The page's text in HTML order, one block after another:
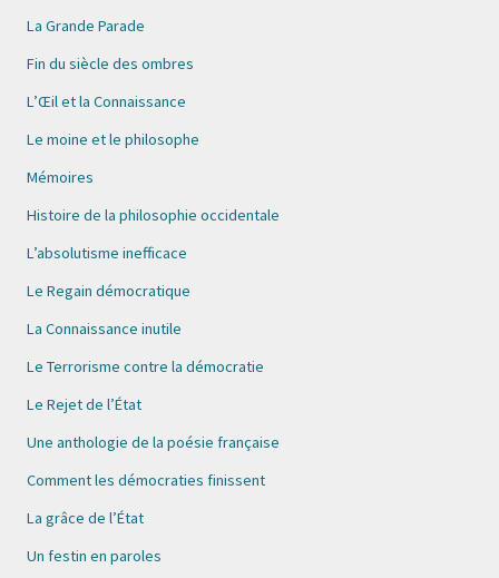
La Grande Parade
Fin du siècle des ombres
L’Œil et la Connaissance
Le moine et le philosophe
Mémoires
Histoire de la philosophie occidentale
L’absolutisme inefficace
Le Regain démocratique
La Connaissance inutile
Le Terrorisme contre la démocratie
Le Rejet de l’État
Une anthologie de la poésie française
Comment les démocraties finissent
La grâce de l’État
Un festin en paroles